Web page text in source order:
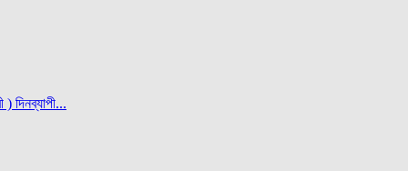
দিনব্যাপী...